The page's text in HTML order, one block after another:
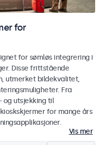
for
for sømløs integrering i
Disse frittstående
utmerket bildekvalitet,
Fra
og utsjekking til
for mange års
Vis mer